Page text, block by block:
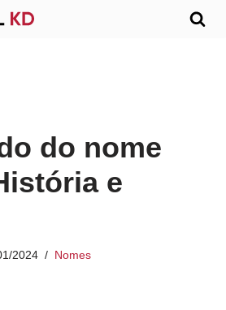
do nome
e
2024 Nomes